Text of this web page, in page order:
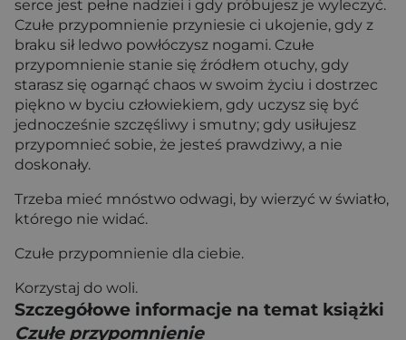
serce jest pełne nadziei i gdy próbujesz je wyleczyć.
Czułe przypomnienie przyniesie ci ukojenie, gdy z
braku sił ledwo powłóczysz nogami. Czułe
przypomnienie stanie się źródłem otuchy, gdy
starasz się ogarnąć chaos w swoim życiu i dostrzec
piękno w byciu człowiekiem, gdy uczysz się być
jednocześnie szczęśliwy i smutny; gdy usiłujesz
przypomnieć sobie, że jesteś prawdziwy, a nie
doskonały.
Trzeba mieć mnóstwo odwagi, by wierzyć w światło,
którego nie widać.
Czułe przypomnienie dla ciebie.
Korzystaj do woli.
Szczegółowe informacje na temat książki
Czułe przypomnienie